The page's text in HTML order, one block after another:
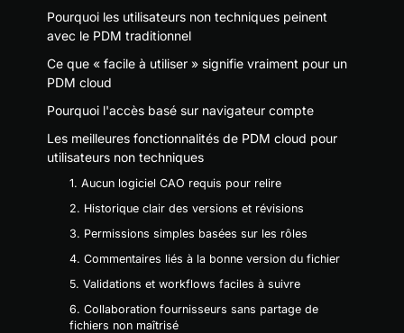
Pourquoi les utilisateurs non techniques peinent
avec le PDM traditionnel
Ce que « facile à utiliser » signifie vraiment pour un
PDM cloud
Pourquoi l'accès basé sur navigateur compte
Les meilleures fonctionnalités de PDM cloud pour
utilisateurs non techniques
1. Aucun logiciel CAO requis pour relire
2. Historique clair des versions et révisions
3. Permissions simples basées sur les rôles
4. Commentaires liés à la bonne version du fichier
5. Validations et workflows faciles à suivre
6. Collaboration fournisseurs sans partage de
fichiers non maîtrisé